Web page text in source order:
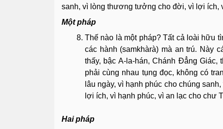
sanh, vì lòng thương tưởng cho đời, vì lợi ích,
Một pháp
Thế nào là một pháp? Tất cả loài hữu
các hành (samkhàrà) mà an trú. Này
thấy, bậc A-la-hán, Chánh Ðẳng
phải cùng nhau tụng đọc, không có
lâu ngày, vì hạnh phúc cho chúng
lợi ích, vì hạnh phúc, vì an lạc cho chư
Hai pháp